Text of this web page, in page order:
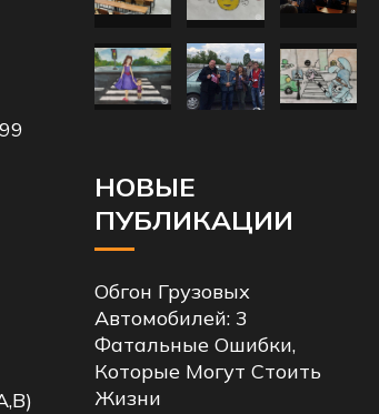
НОВЫЕ
ПУБЛИКАЦИИ
Обгон Грузовых
Автомобилей: 3
Фатальные Ошибки,
Которые Могут Стоить
Жизни